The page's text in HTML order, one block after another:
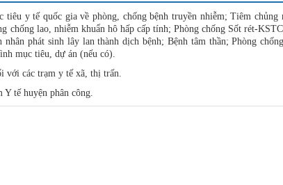
Khoa Dược - TTBVT
Khoa Nhi-HSCC
Khoa Nội-YHCT-TN
Khoa liên chuyên khoa
PHÒNG
PHÒNG
y tế quốc gia về phòng, chống bệnh truyền nhiễm; Tiêm chủng
lao, nhiễm khuẩn hô hấp cấp tính; Phòng chống Sốt rét-
phát sinh lây lan thành dịch bệnh; Bệnh tâm thần; Phòng
mục tiêu, dự án (nếu có).
với các trạm y tế xã, thị trấn.
tế huyện phân công.